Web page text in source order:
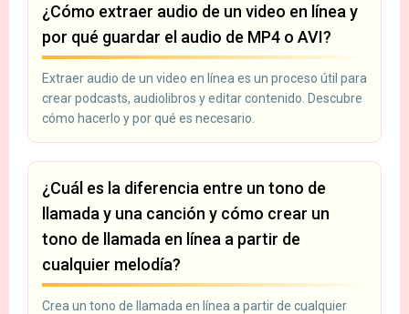
¿Cómo extraer audio de un video en línea y
por qué guardar el audio de MP4 o AVI?
Extraer audio de un video en línea es un proceso útil para
crear podcasts, audiolibros y editar contenido. Descubre
cómo hacerlo y por qué es necesario.
¿Cuál es la diferencia entre un tono de
llamada y una canción y cómo crear un
tono de llamada en línea a partir de
cualquier melodía?
Crea un tono de llamada en línea a partir de cualquier